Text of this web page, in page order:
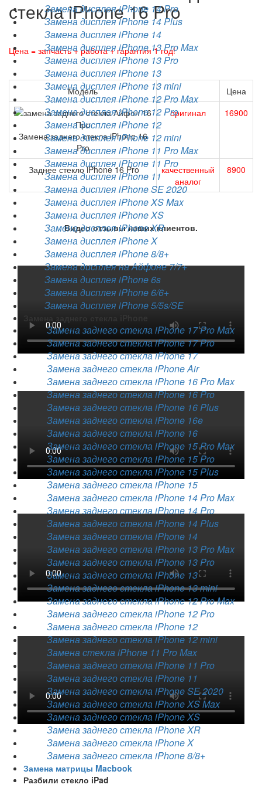
Замена дисплея iPhone 14 Pro
Замена дисплея iPhone 14 Plus
Замена дисплея iPhone 14
Замена дисплея iPhone 13 Pro Max
Замена дисплея iPhone 13 Pro
Замена дисплея iPhone 13
Замена дисплея iPhone 13 mini
Замена дисплея iPhone 12 Pro Max
Замена дисплея iPhone 12 Pro
Замена дисплея iPhone 12
Замена дисплея iPhone 12 mini
Замена дисплея iPhone 11 Pro Max
Замена дисплея iPhone 11 Pro
Замена дисплея iPhone 11
Замена дисплея iPhone SE 2020
Замена дисплея iPhone XS Max
Замена дисплея iPhone XS
Замена дисплея iPhone XR
Замена дисплея iPhone X
Замена дисплея iPhone 8/8+
Замена дисплея на Айфоне 7/7+
Замена дисплея iPhone 6s
Замена дисплея iPhone 6/6+
Замена дисплея iPhone 5/5s/SE
Замена заднего стекла iPhone 17 Pro Max
Замена заднего стекла iPhone 17 Pro
Замена заднего стекла iPhone 17
Замена заднего стекла iPhone Air
Замена заднего стекла iPhone 16 Pro Max
Замена заднего стекла iPhone 16 Pro
Замена заднего стекла iPhone 16 Plus
Замена заднего стекла iPhone 16e
Замена заднего стекла iPhone 16
Замена заднего стекла iPhone 15 Pro Max
Замена заднего стекла iPhone 15 Pro
Замена заднего стекла iPhone 15 Plus
Замена заднего стекла iPhone 15
Замена заднего стекла iPhone 14 Pro Max
Замена заднего стекла iPhone 14 Pro
Замена заднего стекла iPhone 14 Plus
Замена заднего стекла iPhone 14
Замена заднего стекла iPhone 13 Pro Max
Замена заднего стекла iPhone 13 Pro
Замена заднего стекла iPhone 13
Замена заднего стекла iPhone 13 mini
Замена заднего стекла iPhone 12 Pro Max
Замена заднего стекла iPhone 12 Pro
Замена заднего стекла iPhone 12
Замена заднего стекла iPhone 12 mini
Замена стекла iPhone 11 Pro Max
Замена заднего стекла iPhone 11 Pro
Замена заднего стекла iPhone 11
Замена заднего стекла iPhone SE 2020
Замена заднего стекла iPhone XS Max
Замена заднего стекла iPhone XS
Замена заднего стекла iPhone XR
Замена заднего стекла iPhone X
Замена заднего стекла iPhone 8/8+
Замена матрицы Macbook
Разбили стекло iPad
стекла iPhone 16 Pro
Цена = запчасть + работа + гарантия 1 год!
Модель Цена
Замена заднего стекла iPhone 16
Pro
оригинал 16900
Заднее стекло iPhone 16 Pro
качественный
аналог
8900
Видео отзывы наших клиентов.